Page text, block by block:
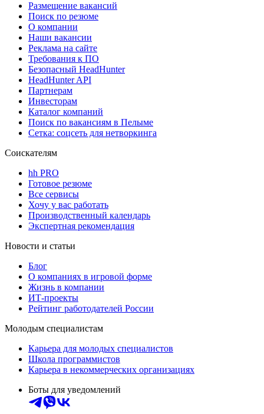
Размещение вакансий
Поиск по резюме
О компании
Наши вакансии
Реклама на сайте
Требования к ПО
Безопасный HeadHunter
HeadHunter API
Партнерам
Инвесторам
Каталог компаний
Поиск по вакансиям в Пелыме
Сетка: соцсеть для нетворкинга
Соискателям
hh PRO
Готовое резюме
Все сервисы
Хочу у вас работать
Производственный календарь
Экспертная рекомендация
Новости и статьи
Блог
О компаниях в игровой форме
Жизнь в компании
ИТ-проекты
Рейтинг работодателей России
Молодым специалистам
Карьера для молодых специалистов
Школа программистов
Карьера в некоммерческих организациях
Боты для уведомлений